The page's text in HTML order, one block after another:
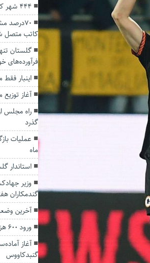
۴۴۴ شهر کشور در وضعیت زرد و آبی
۷٠درصد
کاتب متصل
گلستان
فرآورده‌های
اینبار
آغاز
راه مجلس
گذرد
ماه
استاندار
گندمکاران
آخرین
ورود ۶۰۰ هزار راس دام‌ عشایر به استان گلستان
گنبدکاووس